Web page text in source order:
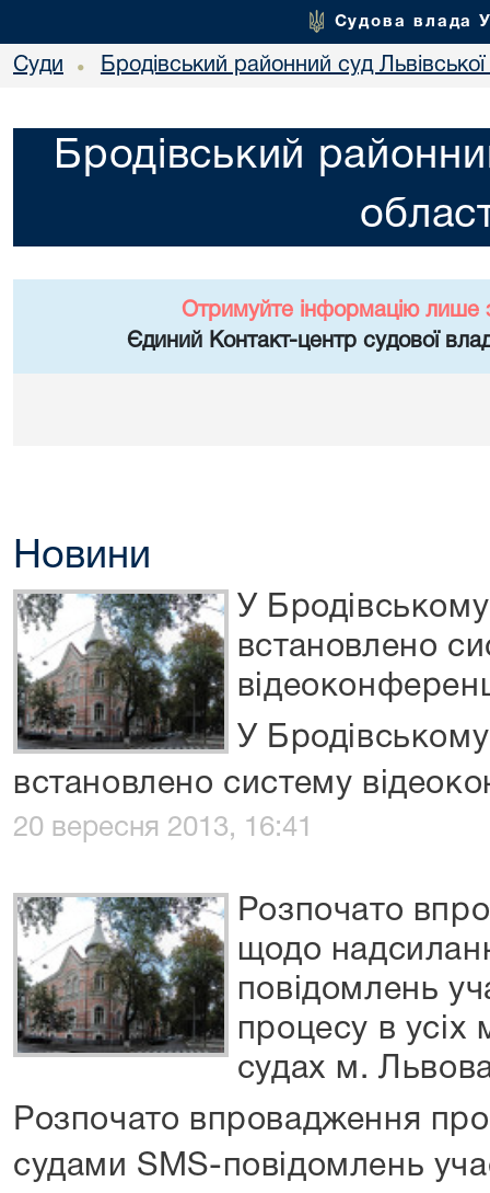
Судова влада
Суди • Бродівський районний суд Львівської
Бродівський
Отримуйте інформацію лише
Єдиний Контакт-центр судової
Новини
У
встановлено
У
встановлено систему
20 вересня 2013, 16:41
Розпочато
щодо
повідомлень
процесу в усіх
судах м. Львова
Розпочато впровадження
судами SMS-повідомлень